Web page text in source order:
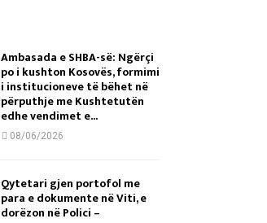
Ambasada e SHBA-së: Ngërçi
po i kushton Kosovës, formimi
i institucioneve të bëhet në
përputhje me Kushtetutën
edhe vendimet e...
08/06/2026
Qytetari gjen portofol me
para e dokumente në Viti, e
dorëzon në Polici –